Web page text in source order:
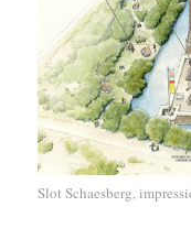
Slot Schaesberg,